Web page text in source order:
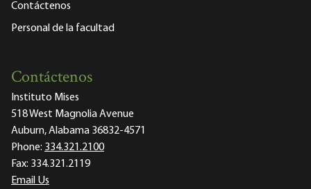
Contáctenos
Personal de la facultad
Contáctenos
Instituto Mises
518 West Magnolia Avenue
Auburn, Alabama 36832-4571
Phone: 334.321.2100
Fax: 334.321.2119
Email Us